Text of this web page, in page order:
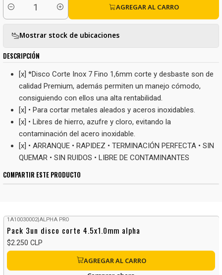
Cantidad
AGREGAR AL CARRO
Mostrar stock de ubicaciones
DESCRIPCIÓN
[x] *Disco Corte Inox 7 Fino 1,6mm corte y desbaste son de
calidad Premium, además permiten un manejo cómodo,
consiguiendo con ellos una alta rentabilidad.
[x] • Para cortar metales aleados y aceros inoxidables.
[x] • Libres de hierro, azufre y cloro, evitando la
contaminación del acero inoxidable.
[x] • ARRANQUE • RAPIDEZ • TERMINACIÓN PERFECTA • SIN
QUEMAR • SIN RUIDOS • LIBRE DE CONTAMINANTES
COMPARTIR ESTE PRODUCTO
1A10030002|ALPHA PRO
Pack 3un disco corte 4.5x1.0mm alpha
$2.250 CLP
AGREGAR AL CARRO